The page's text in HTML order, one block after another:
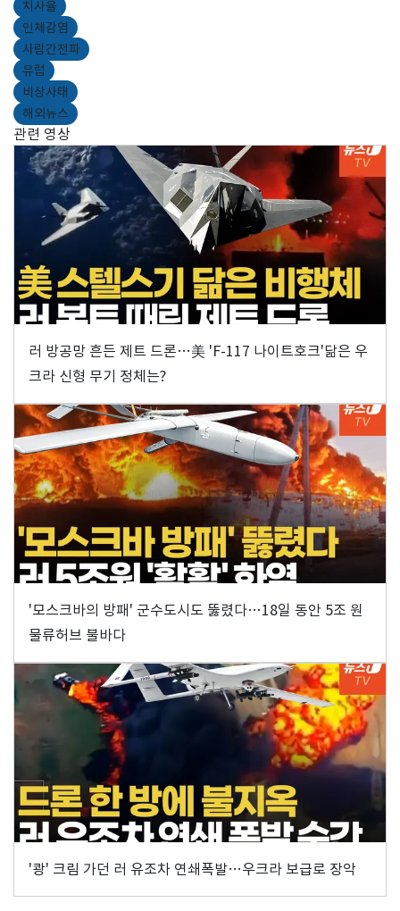
치사율
인체감염
사람간전파
유럽
비상사태
해외뉴스
관련 영상
러 방공망 흔든 제트 드론…美 'F-117 나이트호크'닮은 우
크라 신형 무기 정체는?
'모스크바의 방패' 군수도시도 뚫렸다…18일 동안 5조 원
물류허브 불바다
'쾅' 크림 가던 러 유조차 연쇄폭발…우크라 보급로 장악